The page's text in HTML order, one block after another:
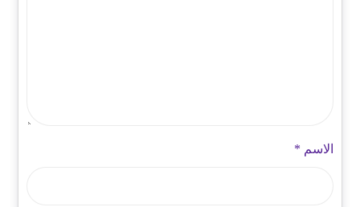
الاسم *